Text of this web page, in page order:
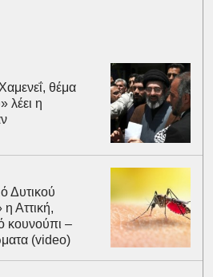
θέμα
λέει η
Δυτικού
Αττική,
κουνούπι –
(video)